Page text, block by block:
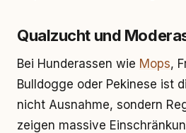
Qualzucht und
Bei Hunderassen wie Mops,
Bulldogge oder Pekinese ist
nicht Ausnahme, sondern
zeigen massive